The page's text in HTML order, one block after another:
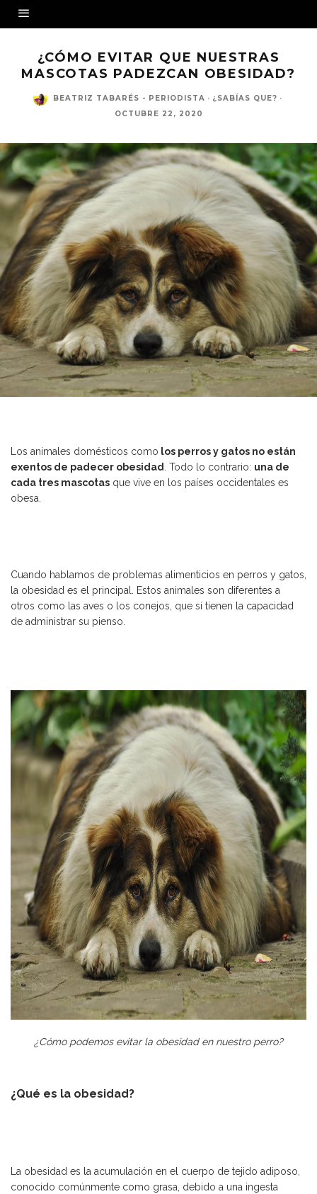
¿CÓMO EVITAR QUE NUESTRAS
MASCOTAS PADEZCAN OBESIDAD?
BEATRIZ TABARÉS - PERIODISTA · ¿SABÍAS QUE? ·
OCTUBRE 22, 2020
Los animales domésticos como los perros y gatos no están
exentos de padecer obesidad. Todo lo contrario: una de
cada tres mascotas que vive en los países occidentales es
obesa.
Cuando hablamos de problemas alimenticios en perros y gatos,
la obesidad es el principal. Estos animales son diferentes a
otros como las aves o los conejos, que sí tienen la capacidad
de administrar su pienso.
¿Cómo podemos evitar la obesidad en nuestro perro?
¿Qué es la obesidad?
La obesidad es la acumulación en el cuerpo de tejido adiposo,
conocido comúnmente como grasa, debido a una ingesta